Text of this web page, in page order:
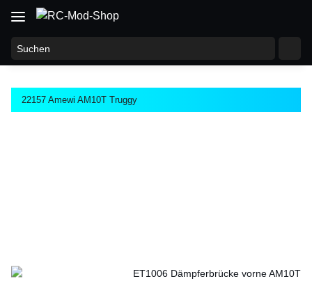
22157 Amewi AM10T Truggy